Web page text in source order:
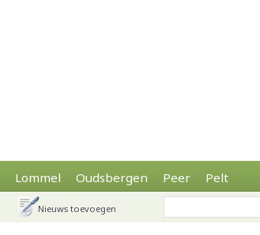
Lommel Oudsbergen Peer Pelt
Nieuws toevoegen